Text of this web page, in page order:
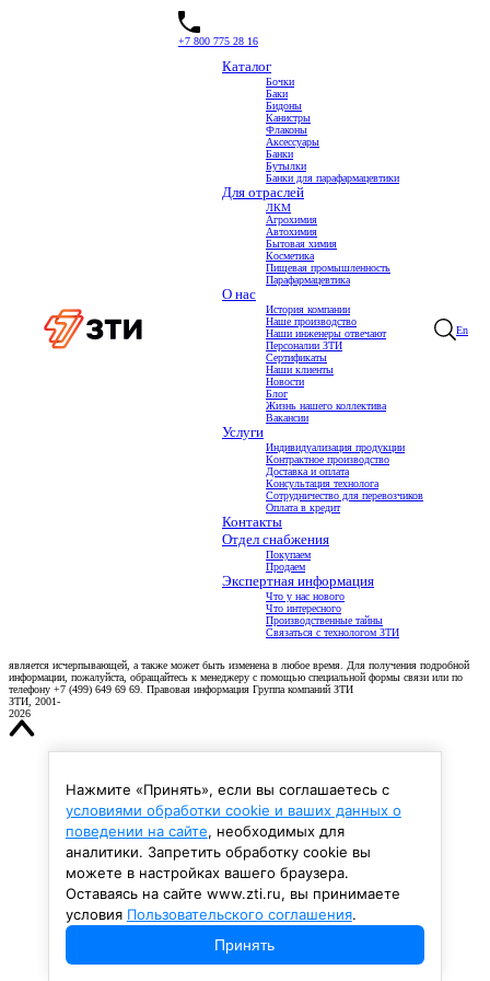
+7 800 775 28 16
Каталог
Бочки
Баки
Бидоны
Канистры
Флаконы
Аксессуары
Банки
Бутылки
Банки для парафармацевтики
Для отраслей
ЛКМ
Агрохимия
Автохимия
Бытовая химия
Косметика
Пищевая промышленность
Парафармацевтика
О нас
История компании
Наше производство
Наши инженеры отвечают
Персоналии ЗТИ
Сертификаты
Наши клиенты
Новости
Блог
Жизнь нашего коллектива
Вакансии
Услуги
Индивидуализация продукции
Контрактное производство
Доставка и оплата
Консультация технолога
Сотрудничество для перевозчиков
Оплата в кредит
Контакты
Отдел снабжения
Покупаем
Продаем
Экспертная информация
Что у нас нового
Что интересного
Производственные тайны
Связаться с технологом ЗТИ
En
Производственные тайны
Бочку с какими параметрами выбрать?
Модернизация существующего производства: эффективные решения для
ЗТИ-Сибирь - участник нацпроекта
Процесс производства канистры COEX
Банки для парафармацевтики
Компания
Технологическая поддержка клиентов
Московская область, г.о. Истра, с. Павловская Слобода, ул. Ленина, 80
Сайт носит исключительно информационный характер и никакая информация, опубликованная на нём
относительно продукции (технических характеристик, внешнего вида, условий приобретения, цены и
т.п.), ни при каких условиях не является публичной офертой, определяемой положениями пункта 2
является исчерпывающей, а также может быть изменена в любое время. Для получения подробной
информации, пожалуйста, обращайтесь к менеджеру с помощью специальной формы связи или по
телефону +7 (499) 649 69 69. Правовая информация Группа компаний ЗТИ
ЗТИ, 2001-
2026
Нажмите «Принять», если вы соглашаетесь с
условиями обработки cookie и ваших данных о
поведении на сайте, необходимых для
аналитики. Запретить обработку cookie вы
можете в настройках вашего браузера.
Оставаясь на сайте www.zti.ru, вы принимаете
условия Пользовательского соглашения.
Принять